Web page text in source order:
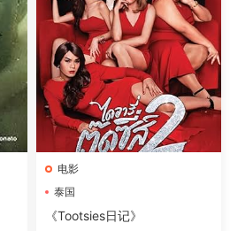
电影
泰国
《Tootsies日记》